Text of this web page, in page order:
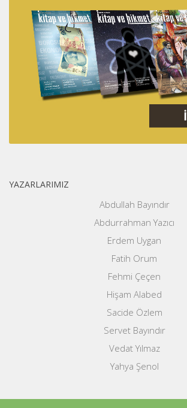
YAZARLARIMIZ
Abdullah Bayındır
Abdurrahman Yazıcı
Erdem Uygan
Fatih Orum
Fehmi Çeçen
Hişam Alabed
Sacide Özlem
Servet Bayındır
Vedat Yılmaz
Yahya Şenol